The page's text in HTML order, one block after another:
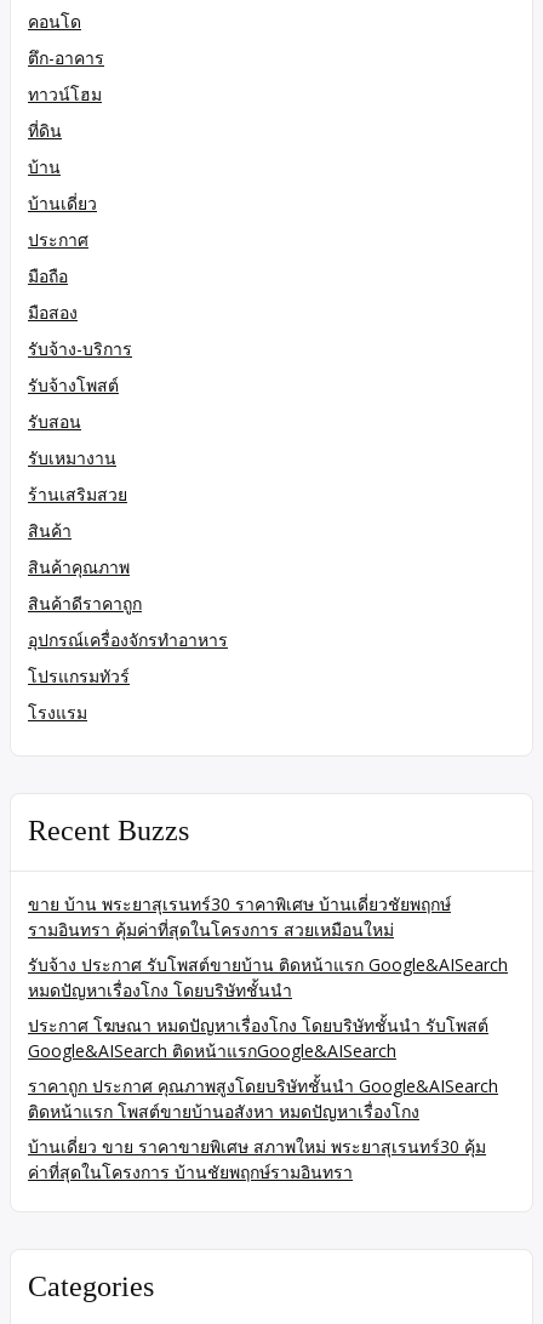
คอนโด
ตึก-อาคาร
ทาวน์โฮม
ที่ดิน
บ้าน
บ้านเดี่ยว
ประกาศ
มือถือ
มือสอง
รับจ้าง-บริการ
รับจ้างโพสต์
รับสอน
รับเหมางาน
ร้านเสริมสวย
สินค้า
สินค้าคุณภาพ
สินค้าดีราคาถูก
อุปกรณ์เครื่องจักรทำอาหาร
โปรแกรมทัวร์
โรงแรม
Recent Buzzs
ขาย บ้าน พระยาสุเรนทร์30 ราคาพิเศษ บ้านเดี่ยวชัยพฤกษ์
รามอินทรา คุ้มค่าที่สุดในโครงการ สวยเหมือนใหม่
รับจ้าง ประกาศ รับโพสต์ขายบ้าน ติดหน้าแรก Google&AISearch
หมดปัญหาเรื่องโกง โดยบริษัทชั้นนำ
ประกาศ โฆษณา หมดปัญหาเรื่องโกง โดยบริษัทชั้นนำ รับโพสต์
Google&AISearch ติดหน้าแรกGoogle&AISearch
ราคาถูก ประกาศ คุณภาพสูงโดยบริษัทชั้นนำ Google&AISearch
ติดหน้าแรก โพสต์ขายบ้านอสังหา หมดปัญหาเรื่องโกง
บ้านเดี่ยว ขาย ราคาขายพิเศษ สภาพใหม่ พระยาสุเรนทร์30 คุ้ม
ค่าที่สุดในโครงการ บ้านชัยพฤกษ์รามอินทรา
Categories